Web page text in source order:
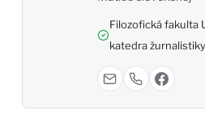
Filozofická fakulta
katedra žurnalistiky